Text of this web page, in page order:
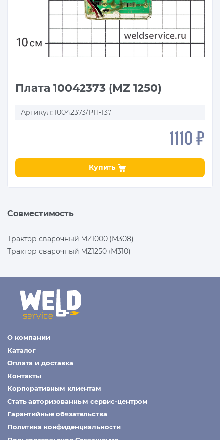
Плата 10042373 (MZ 1250)
Артикул: 10042373/PH-137
1110 ₽
Купить
Совместимость
Трактор сварочный MZ1000 (M308)
Трактор сварочный MZ1250 (М310)
О компании
Каталог
Оплата и доставка
Контакты
Корпоративным клиентам
Стать авторизованным сервис-центром
Гарантийные обязательства
Политика конфиденциальности